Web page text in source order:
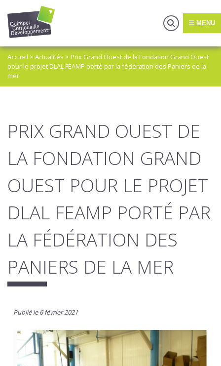
MENU
Accueil > Actualités > Prix Grand Ouest de la Fondation Grand Ouest
pour le projet DLAL FEAMP porté par la fédération des Paniers de la
mer
PRIX GRAND OUEST DE
LA FONDATION GRAND
OUEST POUR LE PROJET
DLAL FEAMP PORTÉ PAR
LA FÉDÉRATION DES
PANIERS DE LA MER
Publié le 6 février 2021